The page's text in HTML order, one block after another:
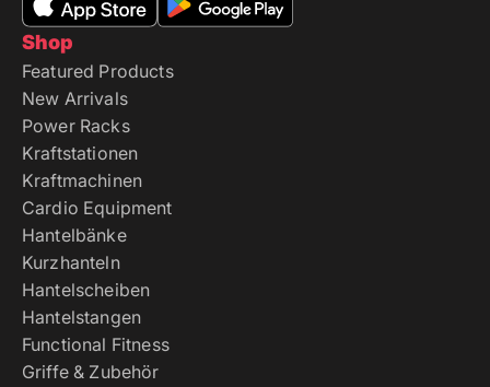
Shop
Featured Products
New Arrivals
Power Racks
Kraftstationen
Kraftmachinen
Cardio Equipment
Hantelbänke
Kurzhanteln
Hantelscheiben
Hantelstangen
Functional Fitness
Griffe & Zubehör